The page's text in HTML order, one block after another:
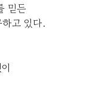
믿든
고 있다.